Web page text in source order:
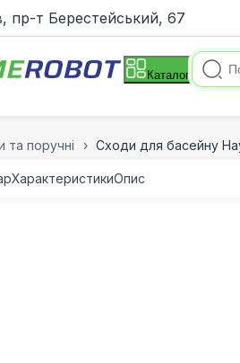
пр-т Берестейський, 67
Каталог
та поручні Сходи для басейну
ХарактеристикиОпис